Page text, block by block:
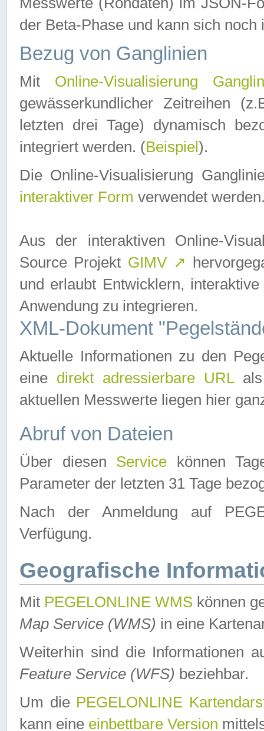
der Beta-Phase und kann sich noch
Bezug von Ganglinien
Mit Online-Visualisierung
gewässerkundlicher Zeitreihen
letzten drei Tage) dynamisch
integriert werden. (Beispiel ).
Die Online-Visualisierung
interaktiver Form verwendet
Aus der interaktiven Online-
Source Projekt GIMV ↗
und erlaubt Entwicklern,
Anwendung zu integrieren.
XML-Dokument
Aktuelle Informationen zu den
eine direkt adressierbare URLals
aktuellen Messwerte liegen hier
Abruf von Dateien
Über diesen Service können
Parameter der letzten 31 Tage
Nach der Anmeldung auf
Verfügung.
Geografische
Mit PEGELONLINE WMS können
Map Service (WMS) in eine
Weiterhin sind die Informationen
Feature Service (WFS) beziehbar.
Um die PEGELONLINE
kann eine einbettbare Version